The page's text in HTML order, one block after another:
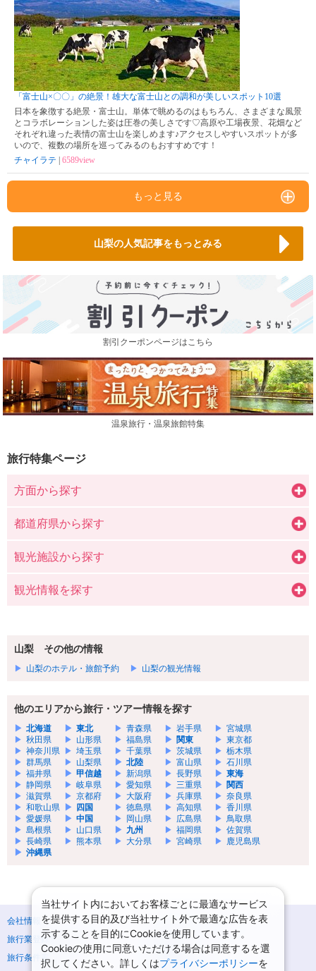
「富士山×〇〇」の絶景！雄大な富士山との調和が美しいスポット10選
日本を象徴する絶景・富士山。単体で眺めるのはもちろん、さまざまな風景
とコラボレーションした姿は圧巻の美しさです♡高原や工場夜景、花畑など
それぞれ違った表情の富士山を楽しめます♪アクセスしやすいスポットが多
いので、複数の場所を巡ってみるのもおすすめです！
チャイラテ
6589view
もっと見る
山梨の人気記事をもっとみる
割引クーポンページはこちら
温泉旅行・温泉旅館特集
旅行特集ページ
方面から探す
都道府県から探す
観光施設から探す
観光情報を探す
山梨 その他の情報
山梨のホテル・旅館予約 山梨の観光情報
他のエリアから旅行・ツアー情報を探す
北海道 東北 青森県 岩手県
宮城県
秋田県
山形県 福島県 関東
東京都
神奈川県
埼玉県 千葉県 茨城県
栃木県
群馬県
山梨県 北陸 富山県
石川県
福井県
甲信越 新潟県 長野県
東海
静岡県
岐阜県 愛知県 三重県
関西
滋賀県
京都府 大阪府 兵庫県
奈良県
和歌山県
四国 徳島県 高知県
香川県
愛媛県
中国 岡山県 広島県
鳥取県
島根県
山口県 九州 福岡県
佐賀県
長崎県
熊本県 大分県 宮崎県
鹿児島県
沖縄県
会社情報
プライバシーポリシー
旅行業登録票・約款
規約集
旅行条件書
商標について
当社サイト内においてお客様ごとに最適なサービス
を提供する目的及び当社サイト外で最適な広告を表
示することを目的にCookieを使用しています。
Cookieの使用に同意いただける場合は同意するを選
択してください。詳しくはプライバシーポリシーを